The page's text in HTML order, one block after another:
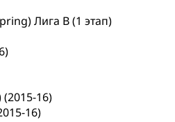
Лига В (1 этап)
16)